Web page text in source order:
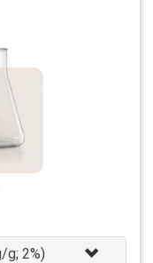
g; 2%)